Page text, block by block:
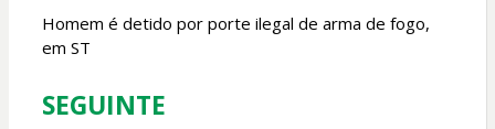
k p
de
Post
Homem é detido por porte ilegal de arma de fogo,
em ST
SEGUINTE